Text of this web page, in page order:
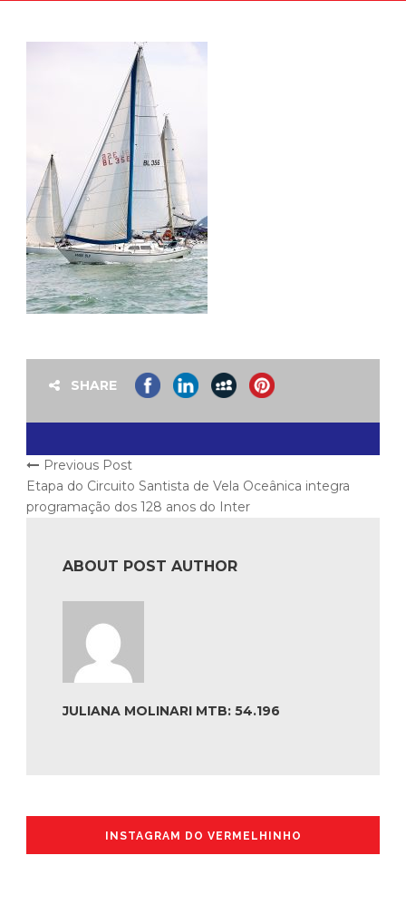
SHARE
Previous Post
Etapa do Circuito Santista de Vela Oceânica integra
programação dos 128 anos do Inter
ABOUT POST AUTHOR
JULIANA MOLINARI MTB: 54.196
INSTAGRAM DO VERMELHINHO